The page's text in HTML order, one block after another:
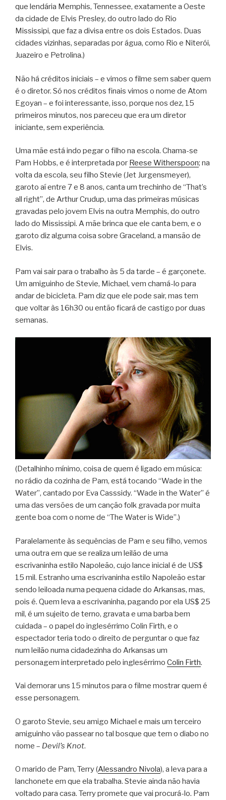
que lendária Memphis, Tennessee, exatamente a Oeste
da cidade de Elvis Presley, do outro lado do Rio
Mississipi, que faz a divisa entre os dois Estados. Duas
cidades vizinhas, separadas por água, como Rio e Niterói,
Juazeiro e Petrolina.)
Não há créditos iniciais – e vimos o filme sem saber quem
é o diretor. Só nos créditos finais vimos o nome de Atom
Egoyan – e foi interessante, isso, porque nos dez, 15
primeiros minutos, nos pareceu que era um diretor
iniciante, sem experiência.
Uma mãe está indo pegar o filho na escola. Chama-se
Pam Hobbs, e é interpretada por Reese Witherspoon; na
volta da escola, seu filho Stevie (Jet Jurgensmeyer),
garoto aí entre 7 e 8 anos, canta um trechinho de “That’s
all right”, de Arthur Crudup, uma das primeiras músicas
gravadas pelo jovem Elvis na outra Memphis, do outro
lado do Mississipi. A mãe brinca que ele canta bem, e o
garoto diz alguma coisa sobre Graceland, a mansão de
Elvis.
Pam vai sair para o trabalho às 5 da tarde – é garçonete.
Um amiguinho de Stevie, Michael, vem chamá-lo para
andar de bicicleta. Pam diz que ele pode sair, mas tem
que voltar às 16h30 ou então ficará de castigo por duas
semanas.
(Detalhinho mínimo, coisa de quem é ligado em música:
no rádio da cozinha de Pam, está tocando “Wade in the
Water”, cantado por Eva Casssidy. “Wade in the Water” é
uma das versões de um canção folk gravada por muita
gente boa com o nome de “The Water is Wide”.)
Paralelamente às sequências de Pam e seu filho, vemos
uma outra em que se realiza um leilão de uma
escrivaninha estilo Napoleão, cujo lance inicial é de US$
15 mil. Estranho uma escrivaninha estilo Napoleão estar
sendo leiloada numa pequena cidade do Arkansas, mas,
pois é. Quem leva a escrivaninha, pagando por ela US$ 25
mil, é um sujeito de terno, gravata e uma barba bem
cuidada – o papel do inglesérrimo Colin Firth, e o
espectador teria todo o direito de perguntar o que faz
num leilão numa cidadezinha do Arkansas um
personagem interpretado pelo inglesérrimo Colin Firth.
Vai demorar uns 15 minutos para o filme mostrar quem é
esse personagem.
O garoto Stevie, seu amigo Michael e mais um terceiro
amiguinho vão passear no tal bosque que tem o diabo no
nome – Devil’s Knot.
O marido de Pam, Terry (Alessandro Nivola), a leva para a
lanchonete em que ela trabalha. Stevie ainda não havia
voltado para casa. Terry promete que vai procurá-lo. Pam